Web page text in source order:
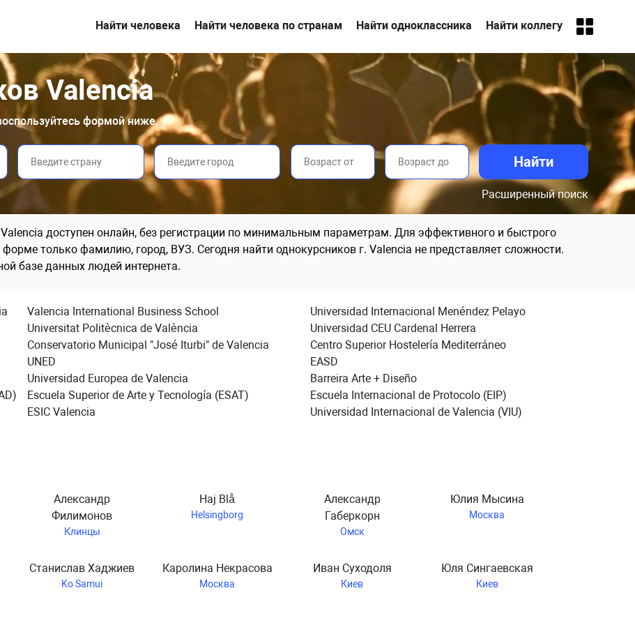
Найти человека Найти человека по странам Найти одноклассника Найти коллегу
Valencia
формой ниже.
Расширенный поиск
доступен онлайн, без регистрации по минимальным параметрам. Для эффективного и быстрого
только фамилию, город, ВУЗ. Сегодня найти однокурсников г. Valencia не представляет сложности.
базе данных людей интернета.
Valencia International Business School
Universidad Internacional Menéndez Pelayo
Universitat Politècnica de València
Universidad CEU Cardenal Herrera
Conservatorio Municipal "José Iturbi" de Valencia
Centro Superior Hostelería Mediterráneo
UNED
EASD
Universidad Europea de Valencia
Barreira Arte + Diseño
Escuela Superior de Arte y Tecnología (ESAT)
Escuela Internacional de Protocolo (EIP)
ESIC Valencia
Universidad Internacional de Valencia (VIU)
Александр
Филимонов
Клинцы
Haj Blå
Helsingborg
Александр
Габеркорн
Омск
Юлия Мысина
Москва
Станислав Хаджиев
Ko Samui
Каролина Некрасова
Москва
Иван Суходоля
Киев
Юля Сингаевская
Киев